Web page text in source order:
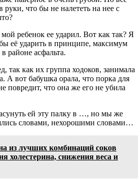
руки, что бы не налететь на нее с
ребенок ее ударил. Вот как так? Я
её ударить в принципе, максимум
районе асфальта.
так как их группа ходоков, занимала
А вот бабушка орала, что порка для
повредит, что она же его не убила
ей эту палку в …, но мы же
словами, нехорошими словами…
из лучших комбинаций соков
холестерина, снижения веса и